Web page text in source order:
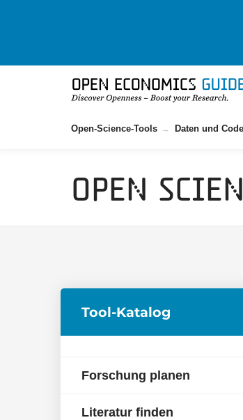
Open-Science-Tools Daten und
Open
Tool-Katalog
Forschung planen
Literatur finden